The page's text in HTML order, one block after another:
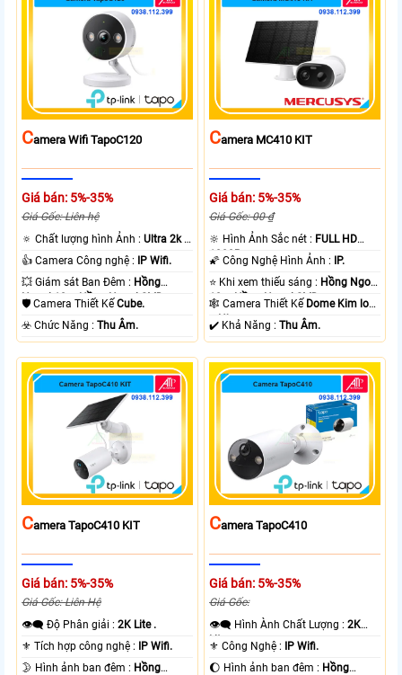
CAmera Wifi TapoC120
Giá bán: 5%-35%
Giá Gốc: Liên hệ
🔅 Chất lượng hình Ảnh :Ultra 2k +
.
👍 Camera Công nghệ :
IP Wifi.
💥 Giám sát Ban Đêm : Hồng
Ngoại 10m Hồng Ngoại SMD.
🛡 Camera Thiết KếCube.
️☣️ Chức Năng :Thu Âm.
CAmera MC410 KIT
Giá bán: 5%-35%
Giá Gốc: 00 ₫
🔆 Hình Ảnh Sắc nét : FULL HD
1080P .
🌠 Công Nghệ Hình Ảnh :
IP.
⭐ Khi xem thiếu sáng : Hồng Ngoại
10m Hồng Ngoại SMD.
🕸️ Camera Thiết Kế Dome Kim loại
+ Nhựa.
️✔️ Khả Năng :Thu Âm.
CAmera TapoC410 KIT
Giá bán: 5%-35%
Giá Gốc: Liên Hệ
👁️‍🗨 Độ Phân giải :2K Lite .
⚜️ Tích hợp công nghệ : IP Wifi.
🌛 Hình ảnh ban đêm : Hồng
CAmera TapoC410
Giá bán: 5%-35%
Giá Gốc:
👁️‍🗨 Hình Ành Chất Lượng :2K
Lite .
⚜️ Công Nghệ : IP Wifi.
🌔 Hình ảnh ban đêm : Hồng